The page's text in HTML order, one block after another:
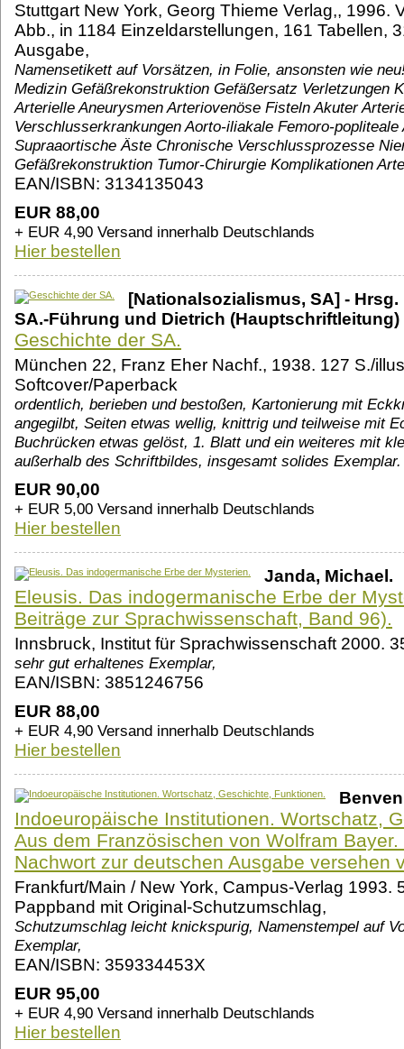
Stuttgart New York, Georg Thieme Verlag,, 1996.
Abb., in 1184 Einzeldarstellungen, 161 Tabellen,
Ausgabe,
Namensetikett auf Vorsätzen, in Folie, ansonsten wie
Medizin Gefäßrekonstruktion Gefäßersatz Verletzungen
Arterielle Aneurysmen Arteriovenöse Fisteln Akuter
Verschlusserkrankungen Aorto-iliakale Femoro-
Supraaortische Äste Chronische Verschlussprozesse
Gefäßrekonstruktion Tumor-Chirurgie Komplikationen
EAN/ISBN: 3134135043
EUR 88,00
+ EUR 4,90 Versand innerhalb Deutschlands
Hier bestellen
[Nationalsozialismus, SA] -
SA.-Führung und Dietrich (Hauptschriftleitung)
Geschichte der SA.
München 22, Franz Eher Nachf., 1938. 127 S./
Softcover/Paperback
ordentlich, berieben und bestoßen, Kartonierung mit
angegilbt, Seiten etwas wellig, knittrig und teilweise mit
Buchrücken etwas gelöst, 1. Blatt und ein weiteres mit
außerhalb des Schriftbildes, insgesamt solides
EUR 90,00
+ EUR 5,00 Versand innerhalb Deutschlands
Hier bestellen
Janda, Michael.
Eleusis. Das indogermanische Erbe der
Beiträge zur Sprachwissenschaft, Band 96).
Innsbruck, Institut für Sprachwissenschaft 2000.
sehr gut erhaltenes Exemplar,
EAN/ISBN: 3851246756
EUR 88,00
+ EUR 4,90 Versand innerhalb Deutschlands
Hier bestellen
Indoeuropäische Institutionen. Wortschatz,
Aus dem Französischen von Wolfram
Nachwort zur deutschen Ausgabe versehen
Frankfurt/Main / New York, Campus-Verlag 1993.
Pappband mit Original-Schutzumschlag,
Schutzumschlag leicht knickspurig, Namenstempel auf
Exemplar,
EAN/ISBN: 359334453X
EUR 95,00
+ EUR 4,90 Versand innerhalb Deutschlands
Hier bestellen